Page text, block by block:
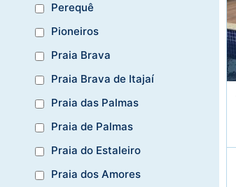
Perequê
Pioneiros
Praia Brava
Praia Brava de Itajaí
Praia das Palmas
Praia de Palmas
Praia do Estaleiro
Praia dos Amores